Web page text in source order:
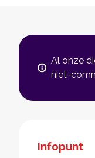
Al onze
niet-
Infopunt